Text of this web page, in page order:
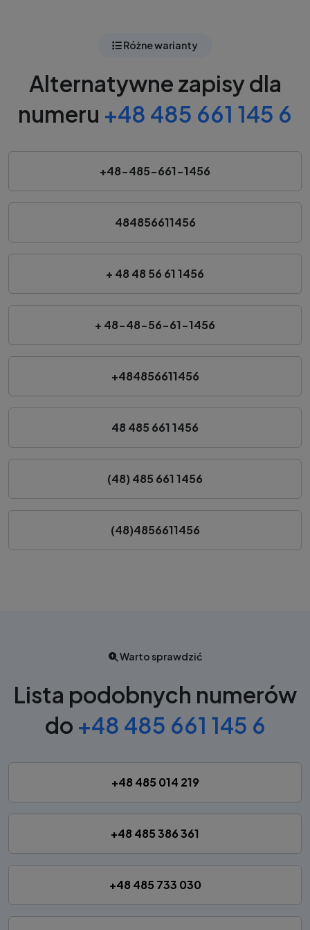
Różne warianty
Alternatywne zapisy dla
numeru +48 485 661 145 6
+48-485-661-1456
484856611456
+ 48 48 56 61 1456
+ 48-48-56-61-1456
+484856611456
48 485 661 1456
(48) 485 661 1456
(48)4856611456
Warto sprawdzić
Lista podobnych numerów
do +48 485 661 145 6
+48 485 014 219
+48 485 386 361
+48 485 733 030